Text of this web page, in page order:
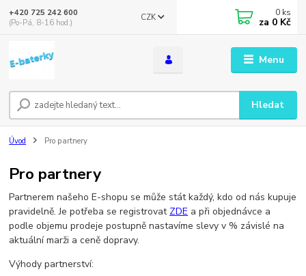
Menu
CZK
Hledat
+420 725 242 600
(Po-Pá, 8-16 hod.)
0 ks
za 0 Kč
Úvod Pro partnery
Pro partnery
Partnerem našeho E-shopu se může stát každý, kdo od nás kupuje
pravidelně. Je potřeba se registrovat ZDE a při objednávce a
podle objemu prodeje postupně nastavíme slevy v % závislé na
aktuální marži a ceně dopravy.
Výhody partnerství: